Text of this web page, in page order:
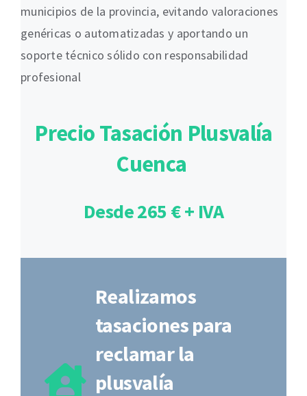
municipios de la provincia, evitando valoraciones
genéricas o automatizadas y aportando un
soporte técnico sólido con responsabilidad
profesional
Precio Tasación Plusvalía
Cuenca
Desde 265 € + IVA
Realizamos
tasaciones para
reclamar la
plusvalía